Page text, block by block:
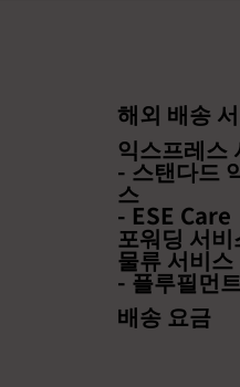
【
다
림
와
해외 배송
익스프레스
- 스탠다드
스
- ESE Care
포워딩 서비
물류 서비스
- 플루필먼트
배송 요금